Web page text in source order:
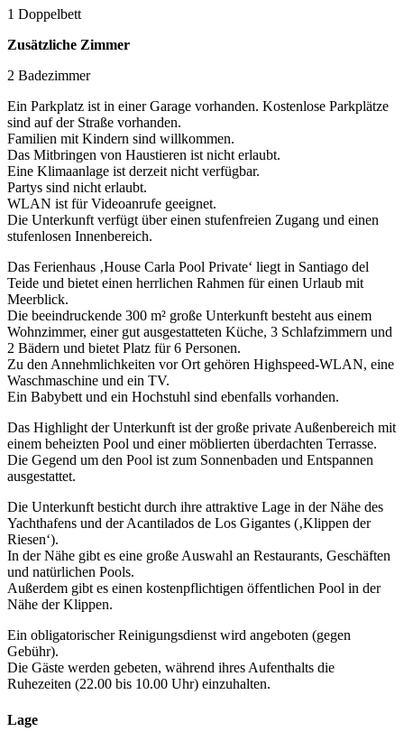
1 Doppelbett
Zusätzliche Zimmer
2 Badezimmer
Ein Parkplatz ist in einer Garage vorhanden. Kostenlose Parkplätze
sind auf der Straße vorhanden.
Familien mit Kindern sind willkommen.
Das Mitbringen von Haustieren ist nicht erlaubt.
Eine Klimaanlage ist derzeit nicht verfügbar.
Partys sind nicht erlaubt.
WLAN ist für Videoanrufe geeignet.
Die Unterkunft verfügt über einen stufenfreien Zugang und einen
stufenlosen Innenbereich.
Das Ferienhaus ‚House Carla Pool Private‘ liegt in Santiago del
Teide und bietet einen herrlichen Rahmen für einen Urlaub mit
Meerblick.
Die beeindruckende 300 m² große Unterkunft besteht aus einem
Wohnzimmer, einer gut ausgestatteten Küche, 3 Schlafzimmern und
2 Bädern und bietet Platz für 6 Personen.
Zu den Annehmlichkeiten vor Ort gehören Highspeed-WLAN, eine
Waschmaschine und ein TV.
Ein Babybett und ein Hochstuhl sind ebenfalls vorhanden.
Das Highlight der Unterkunft ist der große private Außenbereich mit
einem beheizten Pool und einer möblierten überdachten Terrasse.
Die Gegend um den Pool ist zum Sonnenbaden und Entspannen
ausgestattet.
Die Unterkunft besticht durch ihre attraktive Lage in der Nähe des
Yachthafens und der Acantilados de Los Gigantes (‚Klippen der
Riesen‘).
In der Nähe gibt es eine große Auswahl an Restaurants, Geschäften
und natürlichen Pools.
Außerdem gibt es einen kostenpflichtigen öffentlichen Pool in der
Nähe der Klippen.
Ein obligatorischer Reinigungsdienst wird angeboten (gegen
Gebühr).
Die Gäste werden gebeten, während ihres Aufenthalts die
Ruhezeiten (22.00 bis 10.00 Uhr) einzuhalten.
Lage